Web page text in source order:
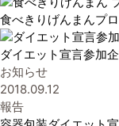
食べきりげんまんプ
ダイエット宣言参加
お知らせ
2018.09.12
報告